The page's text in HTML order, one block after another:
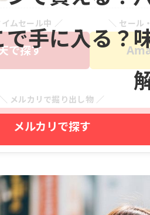
ムセール中 ／
で探す
＼ セール
＼ メルカリで掘り出し物 ／
メルカリで探す
で手に入る？